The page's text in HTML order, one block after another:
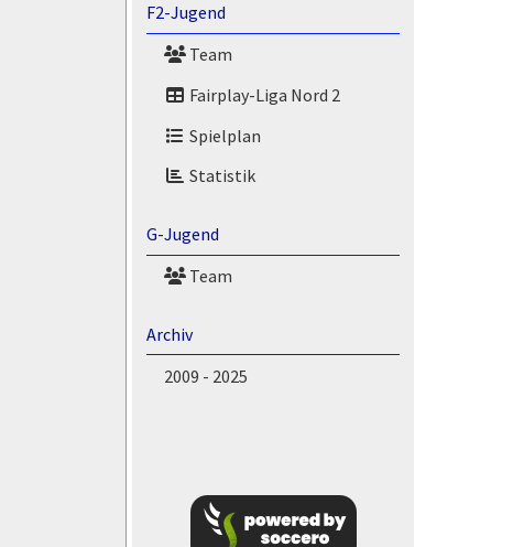
F2-Jugend
Team
Fairplay-Liga Nord 2
Spielplan
Statistik
G-Jugend
Team
Archiv
2009 - 2025